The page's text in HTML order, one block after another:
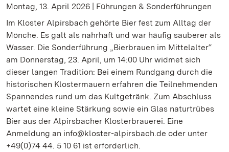
Montag, 13. April 2026 | Führungen & Sonderführungen
Im Kloster Alpirsbach gehörte Bier fest zum Alltag der
Mönche. Es galt als nahrhaft und war häufig sauberer als
Wasser. Die Sonderführung „Bierbrauen im Mittelalter“
am Donnerstag, 23. April, um 14:00 Uhr widmet sich
dieser langen Tradition: Bei einem Rundgang durch die
historischen Klostermauern erfahren die Teilnehmenden
Spannendes rund um das Kultgetränk. Zum Abschluss
wartet eine kleine Stärkung sowie ein Glas naturtrübes
Bier aus der Alpirsbacher Klosterbrauerei. Eine
Anmeldung an info@kloster-alpirsbach.de oder unter
+49(0)74 44. 5 10 61 ist erforderlich.